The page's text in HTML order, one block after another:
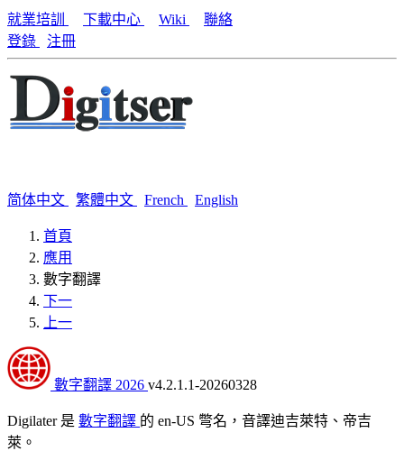
就業培訓 下載中心 Wiki
聯絡
登錄
注冊
简体中文 繁體中文 French English
首頁
應用
數字翻譯
下一
上一
數字翻譯 2026 v4.2.1.1-20260328
Digilater 是 數字翻譯 的 en-US 彆名，音譯迪吉萊特、帝吉
萊。